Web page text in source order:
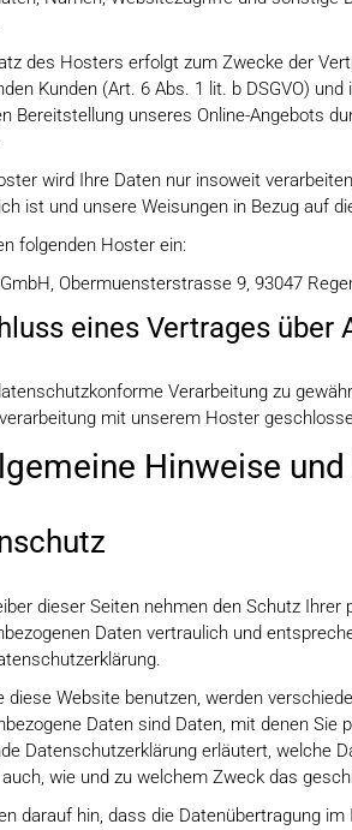
des Hosters erfolgt zum Zwecke der
Kunden (Art. 6 Abs. 1 lit. b DSGVO)
Bereitstellung unseres Online-Angebots
wird Ihre Daten nur insoweit
ist und unsere Weisungen in Bezug auf
folgenden Hoster ein:
Obermuensterstrasse 9, 93047
eines Vertrages über
Verarbeitung zu
mit unserem Hoster
Hinweise
dieser Seiten nehmen den Schutz
Daten vertraulich und
diese Website benutzen, werden
Daten sind Daten, mit denen Sie
Datenschutzerklärung erläutert, welche
wie und zu welchem Zweck das
darauf hin, dass die Datenübertragung